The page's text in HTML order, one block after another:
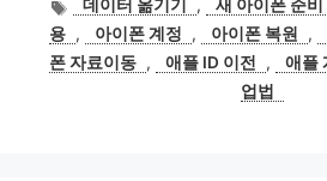
데이터 옮기기 , 새 아이폰 준비
용 , 아이폰 계정 , 아이폰 복원 ,
폰 자료이동 , 애플 ID 이전 , 애플
업법